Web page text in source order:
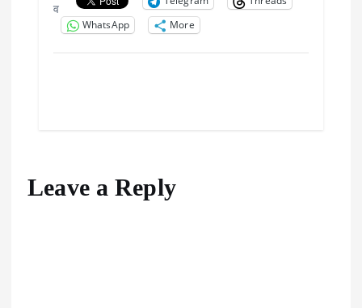
WhatsApp
More
Leave a Reply